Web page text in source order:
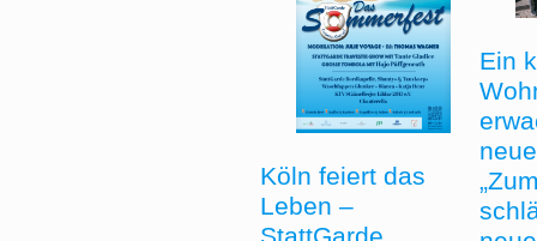
Köln feiert das
Leben –
Ein